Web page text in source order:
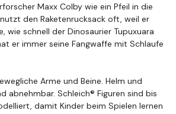
Maxx Colby wie ein Pfeil in die
den Raketenrucksack oft, weil er
wie schnell der Dinosaurier Tupuxuara
er immer seine Fangwaffe mit Schlaufe
Arme und Beine. Helm und
abnehmbar. Schleich® Figuren sind bis
damit Kinder beim Spielen lernen